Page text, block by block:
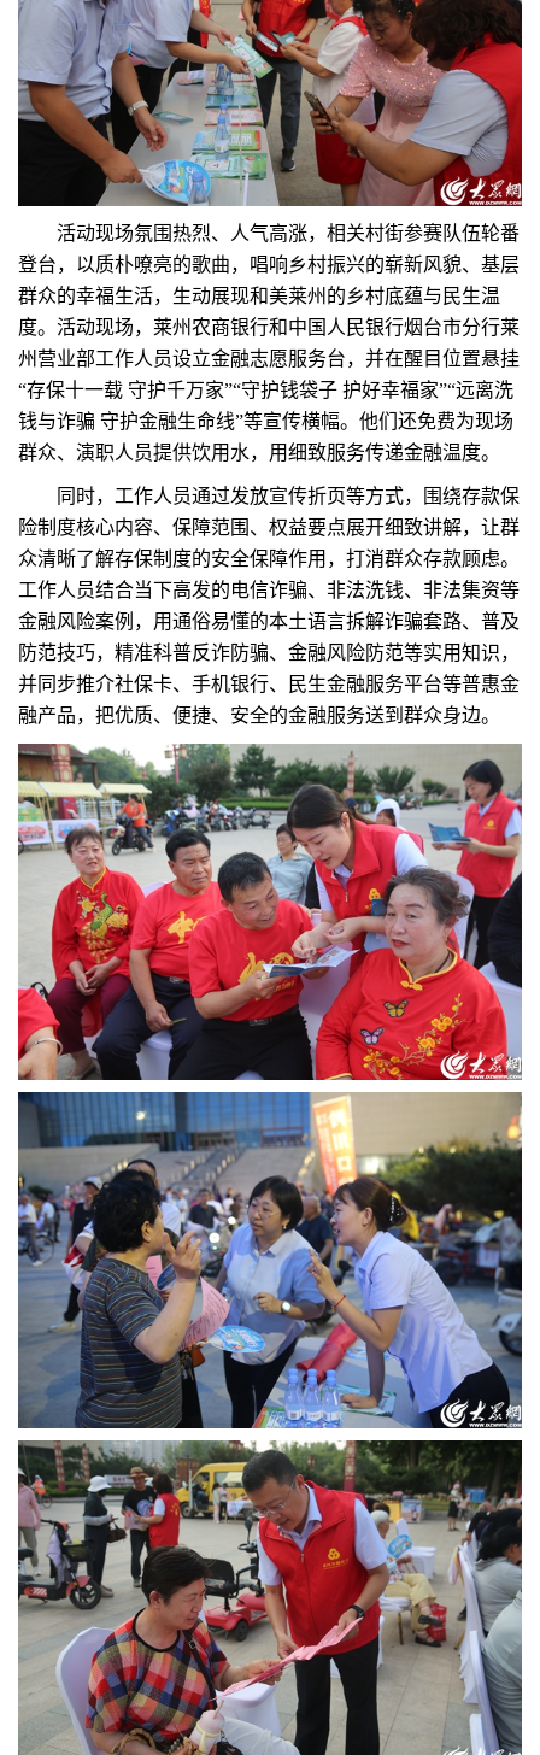
活动现场氛围热烈、人气高涨，相关村街参赛队伍轮番
登台，以质朴嘹亮的歌曲，唱响乡村振兴的崭新风貌、基层
群众的幸福生活，生动展现和美莱州的乡村底蕴与民生温
度。活动现场，莱州农商银行和中国人民银行烟台市分行莱
州营业部工作人员设立金融志愿服务台，并在醒目位置悬挂
“存保十一载 守护千万家”“守护钱袋子 护好幸福家”“远离洗
钱与诈骗 守护金融生命线”等宣传横幅。他们还免费为现场
群众、演职人员提供饮用水，用细致服务传递金融温度。
同时，工作人员通过发放宣传折页等方式，围绕存款保
险制度核心内容、保障范围、权益要点展开细致讲解，让群
众清晰了解存保制度的安全保障作用，打消群众存款顾虑。
工作人员结合当下高发的电信诈骗、非法洗钱、非法集资等
金融风险案例，用通俗易懂的本土语言拆解诈骗套路、普及
防范技巧，精准科普反诈防骗、金融风险防范等实用知识，
并同步推介社保卡、手机银行、民生金融服务平台等普惠金
融产品，把优质、便捷、安全的金融服务送到群众身边。